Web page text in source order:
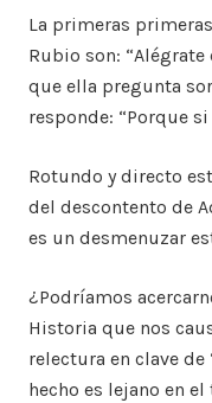
La primeras
Rubio son: “Alégrate
que ella pregunta
responde: “Porque
Rotundo y directo
del descontento de
es un desmenuzar
¿Podríamos
Historia que nos
relectura en clave
hecho es lejano en